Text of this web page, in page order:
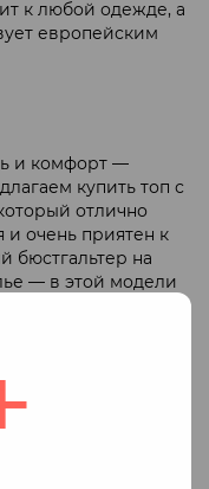
к любой одежде, а
европейским
и комфорт —
купить топ с
отлично
и очень приятен к
бюстгальтер на
— в этой модели
бретели
лаконичный крой
вырезом
топ абсолютно